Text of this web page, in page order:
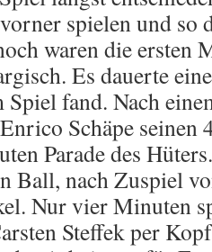
spielen und so
waren die ersten
Es dauerte
Spiel fand. Nach
Schäpe seinen
Parade des
Ball, nach Zuspiel
Nur vier Minuten
Steffek per